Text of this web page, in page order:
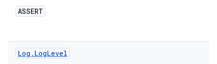
ASSERT
Log . LogLevel